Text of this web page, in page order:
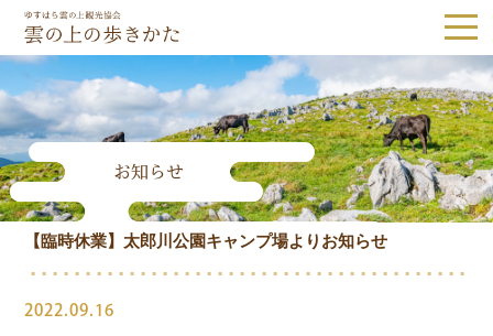
Tel.0889-65-1187
森林・自然
ゆすはら雲の上観光協会｜雲の上の歩き
お知らせ
【臨時休業】太郎川公園キャンプ場よりお知らせ
2022.09.16